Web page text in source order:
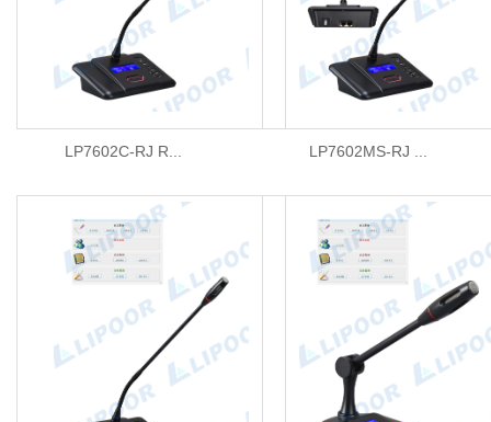
LP7602C-RJ R... LP7602MS-RJ ...